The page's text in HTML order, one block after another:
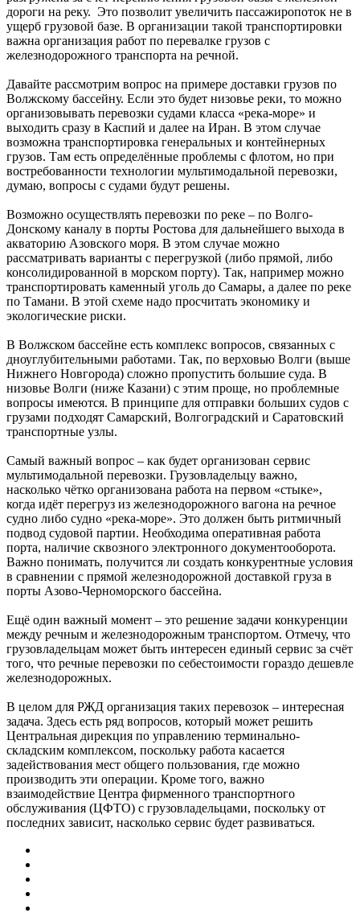
дороги на реку. Это позволит увеличить пассажиропоток не в
ущерб грузовой базе. В организации такой транспортировки
важна организация работ по перевалке грузов с
железнодорожного транспорта на речной.
Давайте рассмотрим вопрос на примере доставки грузов по
Волжскому бассейну. Если это будет низовье реки, то можно
организовывать перевозки судами класса «река-море» и
выходить сразу в Каспий и далее на Иран. В этом случае
возможна транспортировка генеральных и контейнерных
грузов. Там есть определённые проблемы с флотом, но при
востребованности технологии мультимодальной перевозки,
думаю, вопросы с судами будут решены.
Возможно осуществлять перевозки по реке – по Волго-
Донскому каналу в порты Ростова для дальнейшего выхода в
акваторию Азовского моря. В этом случае можно
рассматривать варианты с перегрузкой (либо прямой, либо
консолидированной в морском порту). Так, например можно
транспортировать каменный уголь до Самары, а далее по реке
по Тамани. В этой схеме надо просчитать экономику и
экологические риски.
В Волжском бассейне есть комплекс вопросов, связанных с
дноуглубительными работами. Так, по верховью Волги (выше
Нижнего Новгорода) сложно пропустить большие суда. В
низовье Волги (ниже Казани) с этим проще, но проблемные
вопросы имеются. В принципе для отправки больших судов с
грузами подходят Самарский, Волгоградский и Саратовский
транспортные узлы.
Самый важный вопрос – как будет организован сервис
мультимодальной перевозки. Грузовладельцу важно,
насколько чётко организована работа на первом «стыке»,
когда идёт перегруз из железнодорожного вагона на речное
судно либо судно «река-море». Это должен быть ритмичный
подвод судовой партии. Необходима оперативная работа
порта, наличие сквозного электронного документооборота.
Важно понимать, получится ли создать конкурентные условия
в сравнении с прямой железнодорожной доставкой груза в
порты Азово-Черноморского бассейна.
Ещё один важный момент – это решение задачи конкуренции
между речным и железнодорожным транспортом. Отмечу, что
грузовладельцам может быть интересен единый сервис за счёт
того, что речные перевозки по себе­стоимости гораздо дешевле
железнодорожных.
В целом для РЖД организация таких перевозок – интересная
задача. Здесь есть ряд вопросов, который может решить
Центральная дирекция по управлению терминально-
складским комплексом, поскольку работа касается
задействования мест общего пользования, где можно
производить эти операции. Кроме того, важно
взаимодействие Центра фирменного транспортного
обслуживания (ЦФТО) с грузовладельцами, поскольку от
последних зависит, насколько сервис будет развиваться.